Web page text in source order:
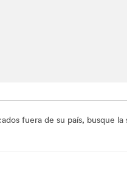
fuera de su país, busque